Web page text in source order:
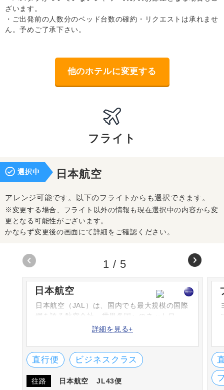
ざいます。
・ご出発前の人数分のベッド台数の確約・リクエストは承れませ
ん。予めご了承下さい。
他のホテルに変更する
フライト
選択中 日本航空
アレンジ可能です。以下のフライトからも選択できます。
※変更する場合、フライト以外の情報も現在選択中の内容から変
更となる可能性がございます。
かならず変更後の画面にて詳細をご確認ください。
日本航空
日本航空（JAL）は、国内でも最大規模の国際
網を誇る航空会社。世界各国へのネットワー
クを持ち、サービスにも定評があります。米
SKYTRAX社の「ワールド・エアライン・スタ
ー・レーディング」の5-STARに選ばれていま
す
詳細を見る+
直行便 ビジネスクラス
往路 日本航空
JL43便
1 / 5